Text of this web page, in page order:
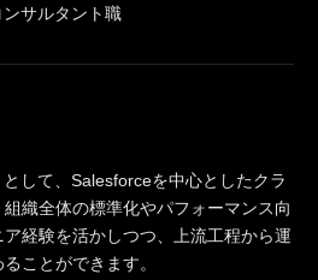
ンサルタント職
して、Salesforceを中心としたクラ
織全体の標準化やパフォーマンス向
ア経験を活かしつつ、上流工程から運
ことができます。